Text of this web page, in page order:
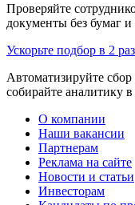
Проверяйте
документы без бумаг
Ускорьте подбор в 2
Автоматизируйте сбор
собирайте аналитику
О компании
Наши вакансии
Партнерам
Реклама на сайте
Новости и статьи
Инвесторам